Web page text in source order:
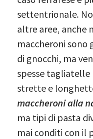
settentrionale.
altre aree, anche
maccheroni sono
di gnocchi, ma
spesse
strette e
maccheroni alla
ma tipi di pasta
mai conditi con il